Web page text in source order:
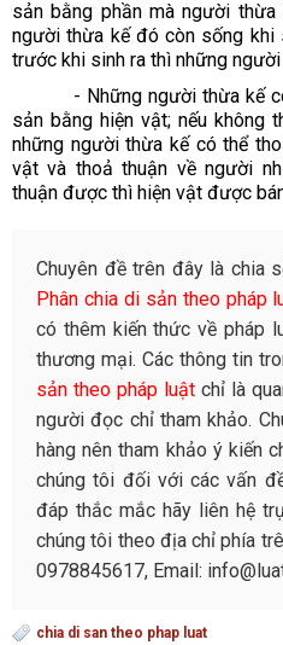
sản bằng phần mà người
người thừa kế đó còn sống khi
trước khi sinh ra thì những
- Những người thừa kế
sản bằng hiện vật; nếu không
những người thừa kế có thể
vật và thoả thuận về người
thuận được thì hiện vật được
Chuyên đề trên đây là chia
Phân chia di sản theo pháp
có thêm kiến thức về pháp
thương mại. Các thông tin
sản theo pháp luật chỉ là
người đọc chỉ tham khảo.
hàng nên tham khảo ý kiến
chúng tôi đối với các vấn
đáp thắc mắc hãy liên hệ
chúng tôi theo địa chỉ phía
0978845617, Email:
chia di san theo phap luat